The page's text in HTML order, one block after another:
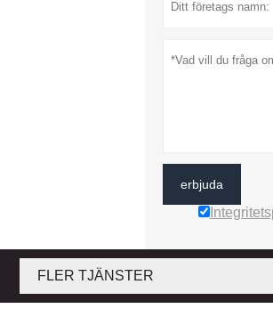
erbjuda
FLER TJÄNSTER